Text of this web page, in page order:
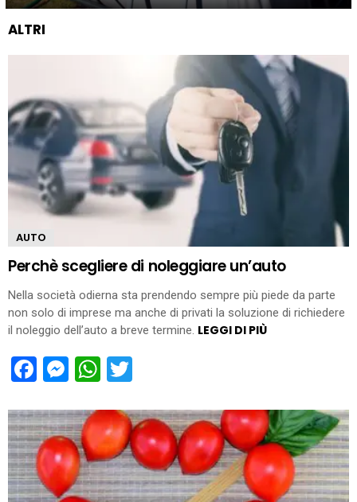
ALTRI
AUTO
Perchè scegliere di noleggiare un’auto
Nella società odierna sta prendendo sempre più piede da parte
non solo di imprese ma anche di privati la soluzione di richiedere
il noleggio dell’auto a breve termine. LEGGI DI PIÙ
Facebook
Messenger
WhatsApp